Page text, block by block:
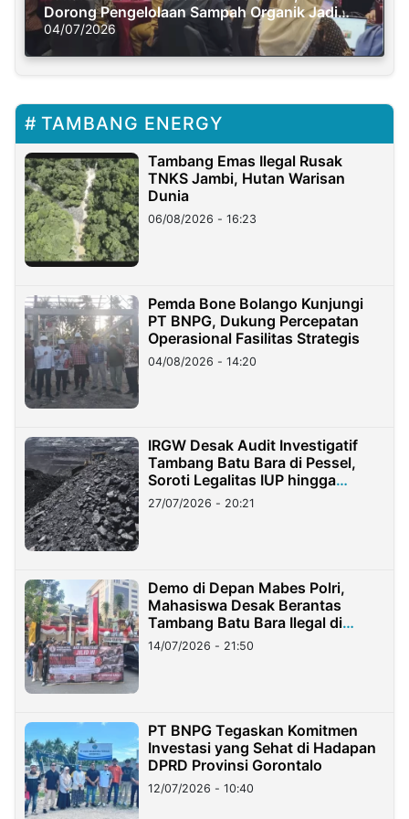
Dorong Pengelolaan Sampah Organik Jadi
Solusi Krisis Iklim
04/07/2026
TAMBANG ENERGY
Tambang Emas Ilegal Rusak
TNKS Jambi, Hutan Warisan
Dunia
06/08/2026 - 16:23
Pemda Bone Bolango Kunjungi
PT BNPG, Dukung Percepatan
Operasional Fasilitas Strategis
04/08/2026 - 14:20
IRGW Desak Audit Investigatif
Tambang Batu Bara di Pessel,
Soroti Legalitas IUP hingga
Stockpile
27/07/2026 - 20:21
Demo di Depan Mabes Polri,
Mahasiswa Desak Berantas
Tambang Batu Bara Ilegal di
Lampung
14/07/2026 - 21:50
PT BNPG Tegaskan Komitmen
Investasi yang Sehat di Hadapan
DPRD Provinsi Gorontalo
12/07/2026 - 10:40